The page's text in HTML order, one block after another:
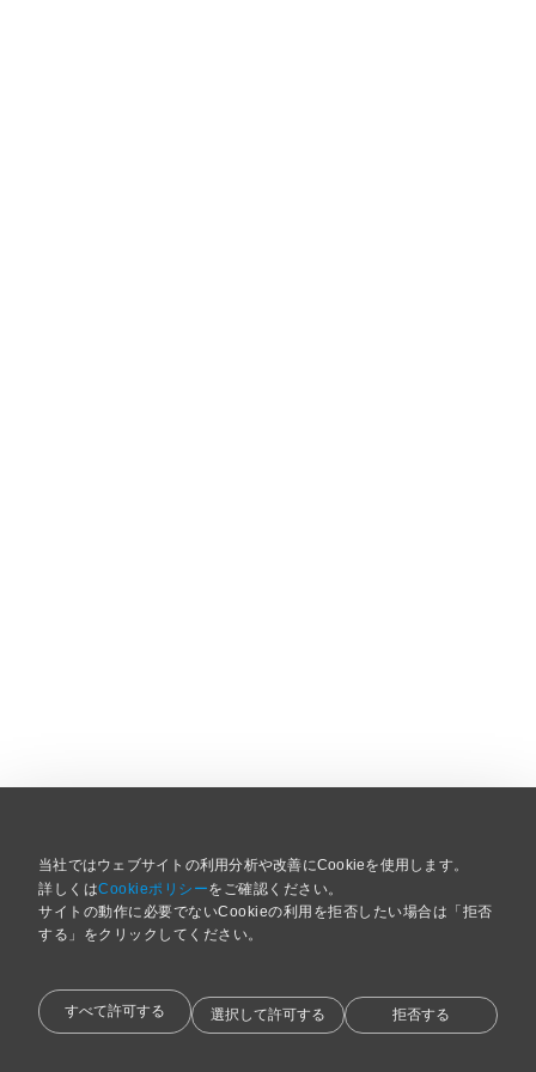
当社ではウェブサイトの利用分析や改善にCookieを使用します。
詳しくはCookieポリシーをご確認ください。
サイトの動作に必要でないCookieの利用を拒否したい場合は「拒否
する」をクリックしてください。
すべて許可する 選択して許可する 拒否する